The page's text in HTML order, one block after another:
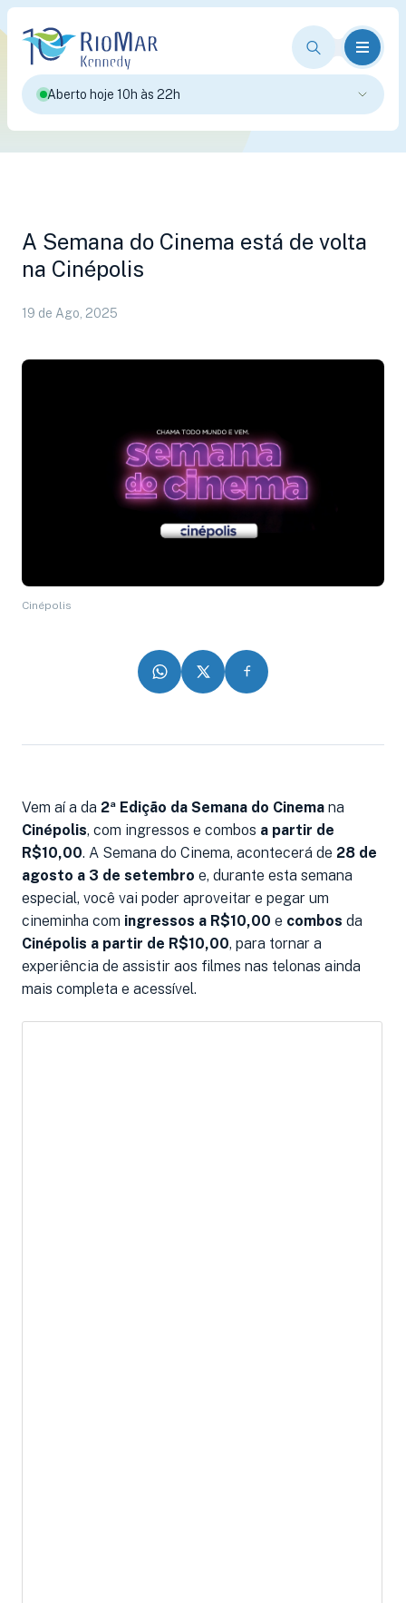
Aberto hoje 10h às 22h
A Semana do Cinema está de volta
na Cinépolis
19 de Ago, 2025
Cinépolis
Vem aí a da 2ª Edição da Semana do Cinema na
Cinépolis, com ingressos e combos a partir de
R$10,00. A Semana do Cinema, acontecerá de 28 de
agosto a 3 de setembro e, durante esta semana
especial, você vai poder aproveitar e pegar um
cineminha com ingressos a R$10,00 e combos da
Cinépolis a partir de R$10,00, para tornar a
experiência de assistir aos filmes nas telonas ainda
mais completa e acessível.